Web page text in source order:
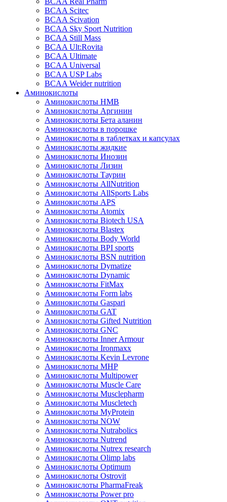
BCAA Scitec
BCAA Scivation
BCAA Sky Sport Nutrition
BCAA Still Mass
BCAA Ult:Rovita
BCAA Ultimate
BCAA Universal
BCAA USP Labs
BCAA Weider nutrition
Аминокислоты
Аминокислоты HMB
Аминокислоты Аргинин
Аминокислоты Бета аланин
Аминокислоты в порошке
Аминокислоты в таблетках и капсулах
Аминокислоты жидкие
Аминокислоты Инозин
Аминокислоты Лизин
Аминокислоты Таурин
Аминокислоты AllNutrition
Аминокислоты AllSports Labs
Аминокислоты APS
Аминокислоты Atomix
Аминокислоты Biotech USA
Аминокислоты Blastex
Аминокислоты Body World
Аминокислоты BPI sports
Аминокислоты BSN nutrition
Аминокислоты Dymatize
Аминокислоты Dynamic
Аминокислоты FitMax
Аминокислоты Form labs
Аминокислоты Gaspari
Аминокислоты GAT
Аминокислоты Gifted Nutrition
Аминокислоты GNC
Аминокислоты Inner Armour
Аминокислоты Ironmaxx
Аминокислоты Kevin Levrone
Аминокислоты MHP
Аминокислоты Multipower
Аминокислоты Muscle Care
Аминокислоты Musclepharm
Аминокислоты Muscletech
Аминокислоты MyProtein
Аминокислоты NOW
Аминокислоты Nutrabolics
Аминокислоты Nutrend
Аминокислоты Nutrex research
Аминокислоты Olimp labs
Аминокислоты Optimum
Аминокислоты Ostrovit
Аминокислоты PharmaFreak
Аминокислоты Power pro